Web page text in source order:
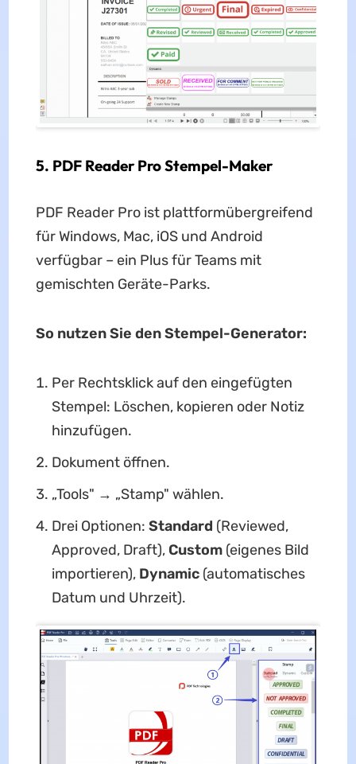
5. PDF Reader Pro Stempel-Maker
PDF Reader Pro ist plattformübergreifend
für Windows, Mac, iOS und Android
verfügbar – ein Plus für Teams mit
gemischten Geräte-Parks.
So nutzen Sie den Stempel-Generator:
Per Rechtsklick auf den eingefügten
Stempel: Löschen, kopieren oder Notiz
hinzufügen.
Dokument öffnen.
„Tools" → „Stamp" wählen.
Drei Optionen: Standard (Reviewed,
Approved, Draft), Custom(eigenes Bild
importieren), Dynamic(automatisches
Datum und Uhrzeit).